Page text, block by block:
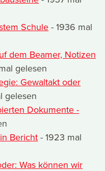
Schule- 1936 mal
dem Beamer, Notizen
gelesen
Gewaltakt oder
gelesen
Dokumente -
Bericht- 1923 mal
Was können wir